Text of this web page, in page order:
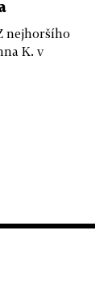
nejhoršího
K. v